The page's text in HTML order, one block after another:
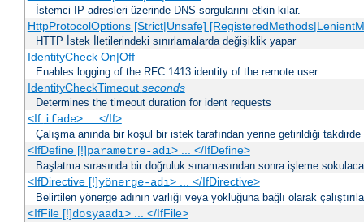
İstemci IP adresleri üzerinde DNS sorgularını etkin kılar.
HttpProtocolOptions [Strict|Unsafe]
HTTP İstek İletilerindeki sınırlamalarda değişiklik yapar
IdentityCheck On|Off
Enables logging of the RFC 1413 identity of the remote user
IdentityCheckTimeout seconds
Determines the timeout duration for ident requests
<If ifade> ... </If>
Çalışma anında bir koşul bir istek tarafından yerine getirildiği takdirde
<IfDefine [!]parametre-adı> ... </IfDefine>
Başlatma sırasında bir doğruluk sınamasından sonra işleme
<IfDirective [!]yönerge-adı> ... </IfDirective>
Belirtilen yönerge adının varlığı veya yokluğuna bağlı olarak
<IfFile [!]dosyaadı> ... </IfFile>